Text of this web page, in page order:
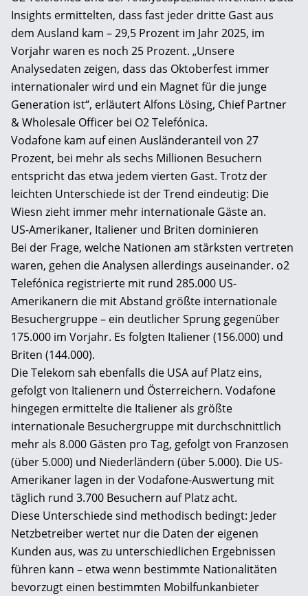
Insights ermittelten, dass fast jeder dritte Gast aus
dem Ausland kam – 29,5 Prozent im Jahr 2025, im
Vorjahr waren es noch 25 Prozent. „Unsere
Analysedaten zeigen, dass das Oktoberfest immer
internationaler wird und ein Magnet für die junge
Generation ist“, erläutert Alfons Lösing, Chief Partner
& Wholesale Officer bei O2 Telefónica.
Vodafone kam auf einen Ausländeranteil von 27
Prozent, bei mehr als sechs Millionen Besuchern
entspricht das etwa jedem vierten Gast. Trotz der
leichten Unterschiede ist der Trend eindeutig: Die
Wiesn zieht immer mehr internationale Gäste an.
US-Amerikaner, Italiener und Briten dominieren
Bei der Frage, welche Nationen am stärksten vertreten
waren, gehen die Analysen allerdings auseinander. o2
Telefónica registrierte mit rund 285.000 US-
Amerikanern die mit Abstand größte internationale
Besuchergruppe – ein deutlicher Sprung gegenüber
175.000 im Vorjahr. Es folgten Italiener (156.000) und
Briten (144.000).
Die Telekom sah ebenfalls die USA auf Platz eins,
gefolgt von Italienern und Österreichern. Vodafone
hingegen ermittelte die Italiener als größte
internationale Besuchergruppe mit durchschnittlich
mehr als 8.000 Gästen pro Tag, gefolgt von Franzosen
(über 5.000) und Niederländern (über 5.000). Die US-
Amerikaner lagen in der Vodafone-Auswertung mit
täglich rund 3.700 Besuchern auf Platz acht.
Diese Unterschiede sind methodisch bedingt: Jeder
Netzbetreiber wertet nur die Daten der eigenen
Kunden aus, was zu unterschiedlichen Ergebnissen
führen kann – etwa wenn bestimmte Nationalitäten
bevorzugt einen bestimmten Mobilfunkanbieter